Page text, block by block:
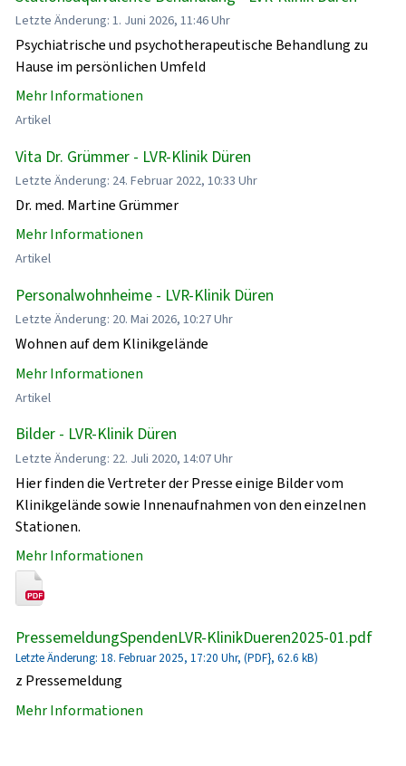
Letzte Änderung: 1. Juni 2026, 11:46 Uhr
Psychiatrische und psychotherapeutische Behandlung zu
Hause im persönlichen Umfeld
Mehr Informationen
Artikel
Vita Dr. Grümmer - LVR-Klinik Düren
Letzte Änderung: 24. Februar 2022, 10:33 Uhr
Dr. med. Martine Grümmer
Mehr Informationen
Artikel
Personalwohnheime - LVR-Klinik Düren
Letzte Änderung: 20. Mai 2026, 10:27 Uhr
Wohnen auf dem Klinikgelände
Mehr Informationen
Artikel
Bilder - LVR-Klinik Düren
Letzte Änderung: 22. Juli 2020, 14:07 Uhr
Hier finden die Vertreter der Presse einige Bilder vom
Klinikgelände sowie Innenaufnahmen von den einzelnen
Stationen.
Mehr Informationen
PressemeldungSpendenLVR-KlinikDueren2025-01.pdf
Letzte Änderung: 18. Februar 2025, 17:20 Uhr, (PDF}, 62.6 kB)
z Pressemeldung
Mehr Informationen